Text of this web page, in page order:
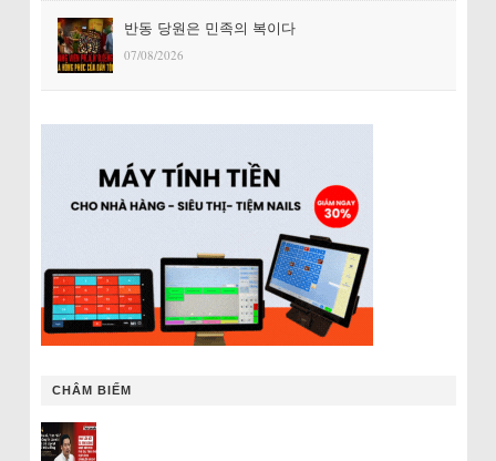
반동 당원은 민족의 복이다
07/08/2026
CHÂM BIẾM